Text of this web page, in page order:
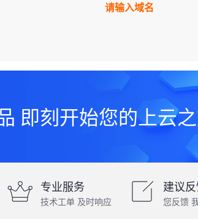
请输入域名
即刻开始您的上云
专业服务
技术工单 及时响应
建议
您反馈